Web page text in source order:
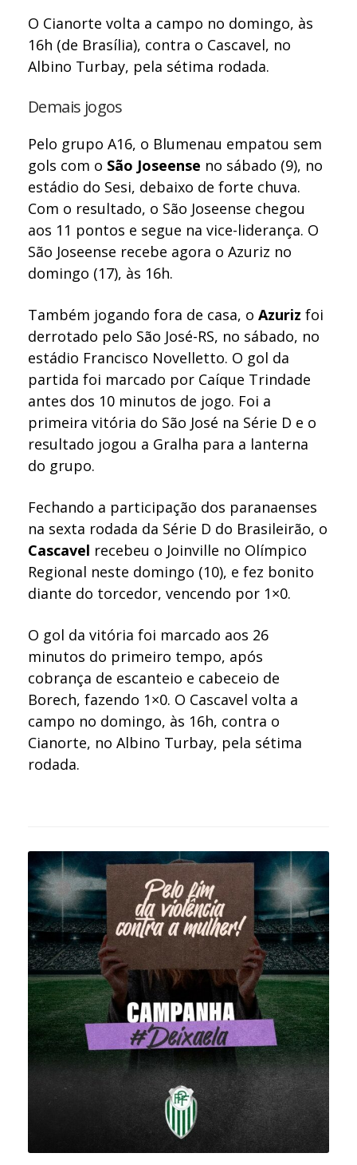
O Cianorte volta a campo no domingo, às
16h (de Brasília), contra o Cascavel, no
Albino Turbay, pela sétima rodada.
Demais jogos
Pelo grupo A16, o Blumenau empatou sem
gols com o São Joseense no sábado (9), no
estádio do Sesi, debaixo de forte chuva.
Com o resultado, o São Joseense chegou
aos 11 pontos e segue na vice-liderança. O
São Joseense recebe agora o Azuriz no
domingo (17), às 16h.
Também jogando fora de casa, oAzuriz foi
derrotado pelo São José-RS, no sábado, no
estádio Francisco Novelletto. O gol da
partida foi marcado por Caíque Trindade
antes dos 10 minutos de jogo. Foi a
primeira vitória do São José na Série D e o
resultado jogou a Gralha para a lanterna
do grupo.
Fechando a participação dos paranaenses
na sexta rodada da Série D do Brasileirão, o
Cascavel recebeu o Joinville no Olímpico
Regional neste domingo (10), e fez bonito
diante do torcedor, vencendo por 1×0.
O gol da vitória foi marcado aos 26
minutos do primeiro tempo, após
cobrança de escanteio e cabeceio de
Borech, fazendo 1×0. O Cascavel volta a
campo no domingo, às 16h, contra o
Cianorte, no Albino Turbay, pela sétima
rodada.